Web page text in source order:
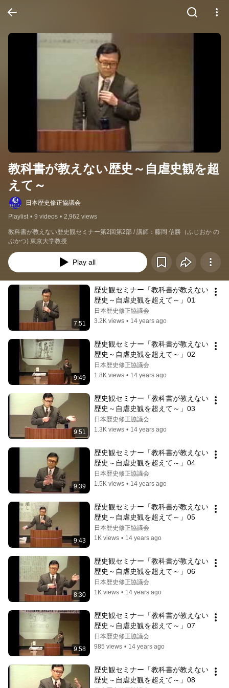
教科書が教えない歴史～自虐史観を超
えて～
日本歴史修正協議会
Playlist • 9 videos • 2,962 views
教科書が教えない歴史観セミナー第2回第2部 / 講師：藤岡 信勝（ふじおか の
ぶかつ) 東京大学教授
Play all
7:51
歴史観セミナー「教科書が教えない
歴史～自虐史観を超えて～」01
日本歴史修正協議会
3.2K views • 14 years ago
9:49
歴史観セミナー「教科書が教えない
歴史～自虐史観を超えて～」02
日本歴史修正協議会
1.8K views • 14 years ago
9:51
歴史観セミナー「教科書が教えない
歴史～自虐史観を超えて～」03
日本歴史修正協議会
1.3K views • 14 years ago
9:39
歴史観セミナー「教科書が教えない
歴史～自虐史観を超えて～」04
日本歴史修正協議会
1.5K views • 14 years ago
9:43
歴史観セミナー「教科書が教えない
歴史～自虐史観を超えて～」05
日本歴史修正協議会
1K views • 14 years ago
8:30
歴史観セミナー「教科書が教えない
歴史～自虐史観を超えて～」06
日本歴史修正協議会
1K views • 14 years ago
9:58
歴史観セミナー「教科書が教えない
歴史～自虐史観を超えて～」07
日本歴史修正協議会
985 views • 14 years ago
歴史観セミナー「教科書が教えない
歴史～自虐史観を超えて～」08